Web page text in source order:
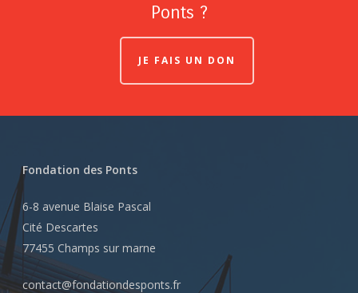
Ponts ?
JE FAIS UN DON
Fondation des Ponts
6-8 avenue Blaise Pascal
Cité Descartes
77455 Champs sur marne
contact@fondationdesponts.fr